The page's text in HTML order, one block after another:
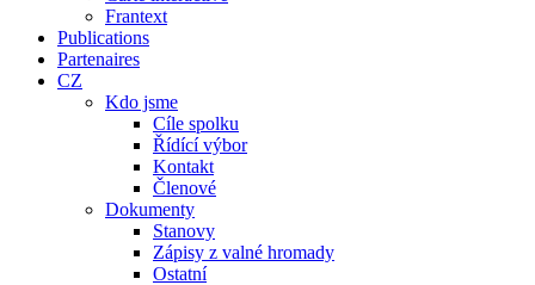
Frantext
Publications
Partenaires
CZ
Kdo jsme
Cíle spolku
Řídící výbor
Kontakt
Členové
Dokumenty
Stanovy
Zápisy z valné hromady
Ostatní